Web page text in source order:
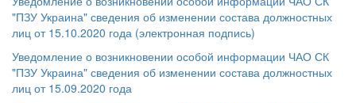
"ПЗУ Украина" сведения об изменении состава должностных
лиц от 15.10.2020 года (электронная подпись)
Уведомление о возникновении особой информации ЧАО СК
"ПЗУ Украина" сведения об изменении состава должностных
лиц от 15.09.2020 года